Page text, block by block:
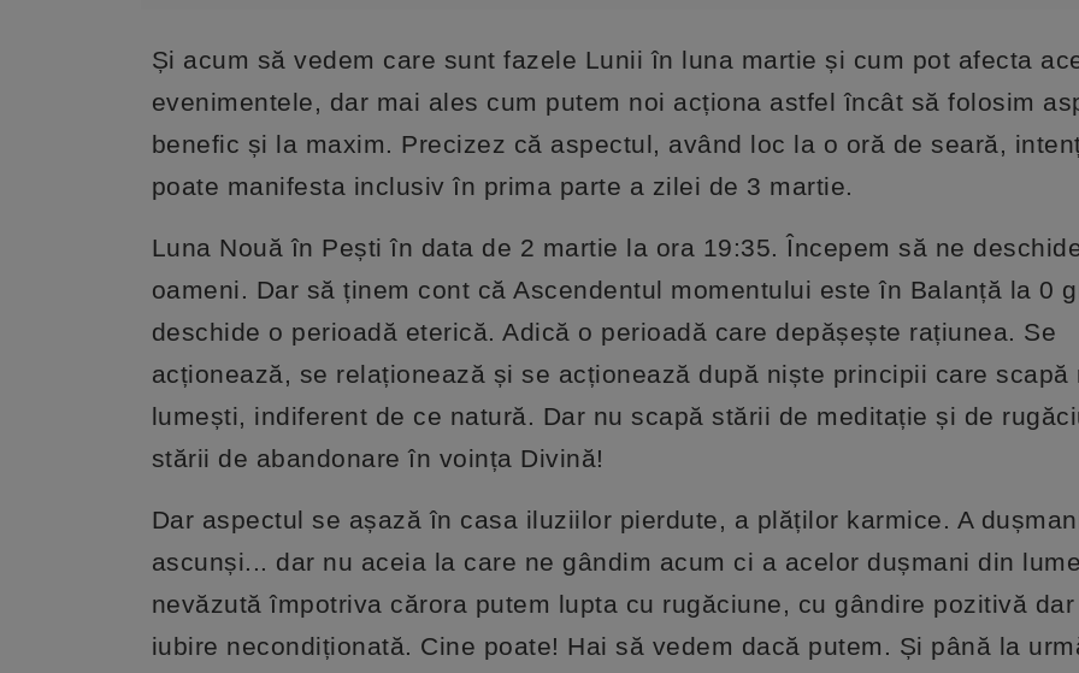
Și acum să vedem care sunt fazele Lunii în luna martie și cum pot afecta
evenimentele, dar mai ales cum putem noi acționa astfel încât să folosim
benefic și la maxim. Precizez că aspectul, având loc la o oră de seară,
poate manifesta inclusiv în prima parte a zilei de 3 martie.
Luna Nouă în Pești în data de 2 martie la ora 19:35. Începem să ne
oameni. Dar să ținem cont că Ascendentul momentului este în Balanță la 0
deschide o perioadă eterică. Adică o perioadă care depășește rațiunea. Se
acționează, se relaționează și se acționează după niște principii care scapă
lumești, indiferent de ce natură. Dar nu scapă stării de meditație și de
stării de abandonare în voința Divină!
Dar aspectul se așază în casa iluziilor pierdute, a plăților karmice. A
ascunși... dar nu aceia la care ne gândim acum ci a acelor dușmani din
nevăzută împotriva cărora putem lupta cu rugăciune, cu gândire pozitivă dar
iubire necondiționată. Cine poate! Hai să vedem dacă putem. Și până la